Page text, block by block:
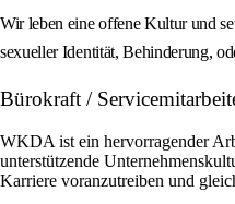
Wir leben eine offene Kultur und
sexueller Identität, Behinderung,
Bürokraft /
WKDA ist ein hervorragender
unterstützende
Karriere voranzutreiben und